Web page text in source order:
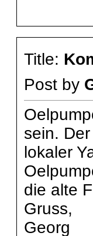
Title:
Post by
sein.
lokaler
die alte
Gruss,
Georg